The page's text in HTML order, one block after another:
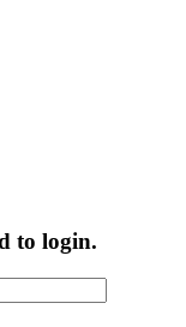
to login.